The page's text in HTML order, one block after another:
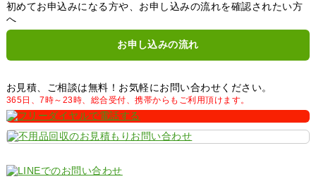
初めてお申込みになる方や、お申し込みの流れを確認されたい方
へ
お申し込みの流れ
お見積、ご相談は無料！お気軽にお問い合わせください。
365日、7時～23時、総合受付、携帯からもご利用頂けます。